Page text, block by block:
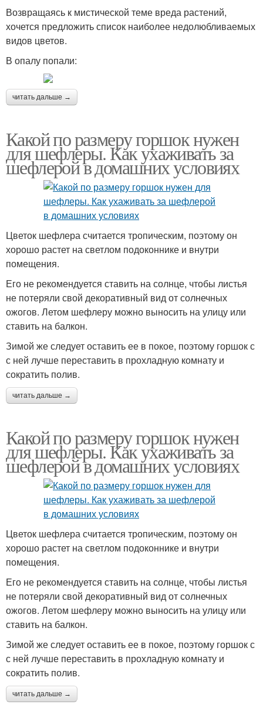
Возвращаясь к мистической теме вреда растений,
хочется предложить список наиболее недолюбливаемых
видов цветов.
В опалу попали:
читать дальше →
Какой по размеру горшок нужен
для шефлеры. Как ухаживать за
шефлерой в домашних условиях
Цветок шефлера считается тропическим, поэтому он
хорошо растет на светлом подоконнике и внутри
помещения.
Его не рекомендуется ставить на солнце, чтобы листья
не потеряли свой декоративный вид от солнечных
ожогов. Летом шефлеру можно выносить на улицу или
ставить на балкон.
Зимой же следует оставить ее в покое, поэтому горшок с
с ней лучше переставить в прохладную комнату и
сократить полив.
читать дальше →
Какой по размеру горшок нужен
для шефлеры. Как ухаживать за
шефлерой в домашних условиях
Цветок шефлера считается тропическим, поэтому он
хорошо растет на светлом подоконнике и внутри
помещения.
Его не рекомендуется ставить на солнце, чтобы листья
не потеряли свой декоративный вид от солнечных
ожогов. Летом шефлеру можно выносить на улицу или
ставить на балкон.
Зимой же следует оставить ее в покое, поэтому горшок с
с ней лучше переставить в прохладную комнату и
сократить полив.
читать дальше →